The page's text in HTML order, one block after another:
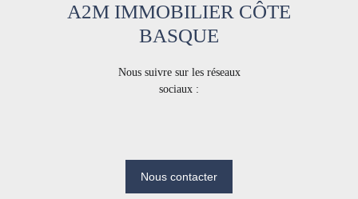
A2M IMMOBILIER CÔTE
BASQUE
Nous suivre sur les réseaux
sociaux :
Nous contacter